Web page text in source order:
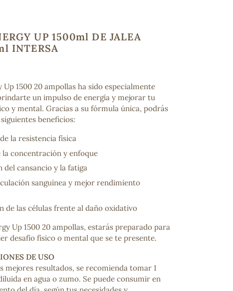
UP 1500ml DE JALEA
INTERSA
Up 1500 20 ampollas ha sido especialmente
un impulso de energía y mejorar tu
y mental. Gracias a su fórmula única, podrás
beneficios:
la resistencia física
la concentración y enfoque
del cansancio y la fatiga
sanguínea y mejor rendimiento
de las células frente al daño oxidativo
Up 1500 20 ampollas, estarás preparado para
desafío físico o mental que se te presente.
DE USO
mejores resultados, se recomienda tomar 1
en agua o zumo. Se puede consumir en